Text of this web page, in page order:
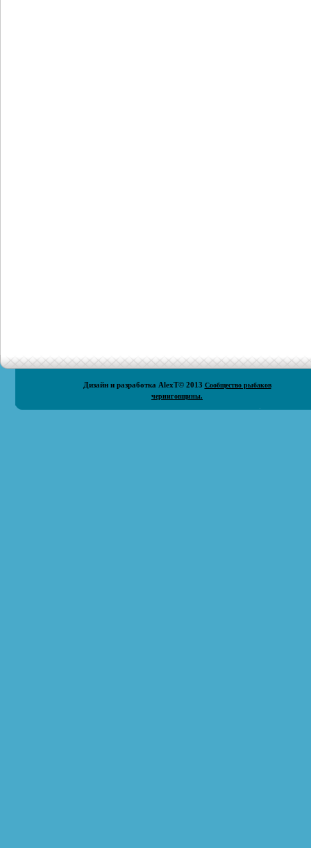
Дизайн и разработка AlexT© 2013 Сообщество рыбаков
черниговщины.